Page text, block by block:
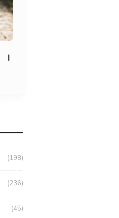
|
(198)
(236)
(45)